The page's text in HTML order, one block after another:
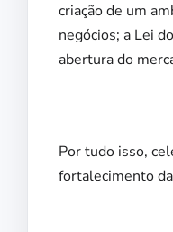
criação de um
negócios; a Lei
abertura do
Por tudo isso,
fortalecimento